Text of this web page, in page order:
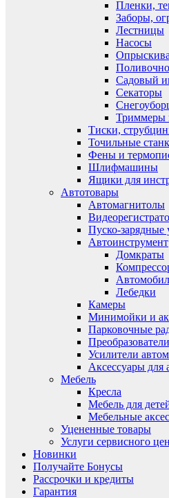
Пленки,
Заборы,
Лестницы
Насосы
Садовый
Секаторы
Триммеры
Тиски,
Точильные
Фены и
Шлифмашины
Ящики для
Автотовары
Автомагнитолы
Пуско-зарядные
Автоинструмент
Домкраты
Лебедки
Камеры
Минимойки и
Парковочные
Усилители
Аксессуары для
Мебель
Кресла
Мебель для
Мебельные
Уцененные товары
Услуги сервисного
Новинки
Получайте Бонусы
Рассрочки и кредиты
Гарантия